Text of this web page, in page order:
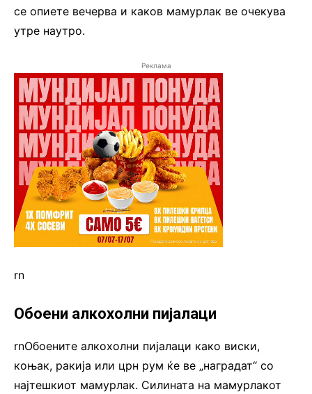
се опиете вечерва и каков мамурлак ве очекува
утре наутро.
Реклама
rn
Обоени алкохолни пијалаци
rnОбоените алкохолни пијалаци како виски,
коњак, ракија или црн рум ќе ве „наградат“ со
најтешкиот мамурлак. Силината на мамурлакот